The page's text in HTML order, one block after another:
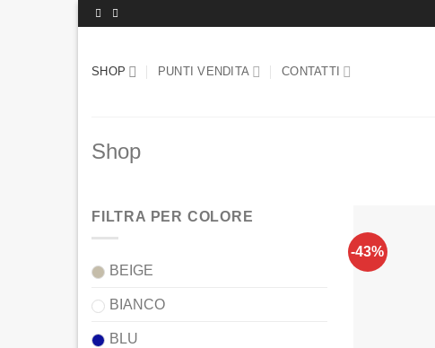
Salta
SHOP PUNTI VENDITA CONTATTI
Shop
FILTRA PER COLORE
BEIGE
BIANCO
BLU
-43%